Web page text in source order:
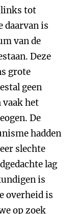
links tot
daarvan is
van de
Deze
grote
geen
vaak het
De
hadden
slechte
lag
is
overheid is
op zoek